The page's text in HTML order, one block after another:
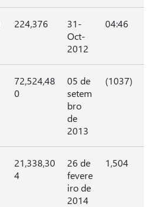
224,376
31-
Oct-
2012
04:46
72,524,48
0
05 de
setem
bro
de
2013
(1037)
21,338,30
4
26 de
fevere
iro de
2014
1,504